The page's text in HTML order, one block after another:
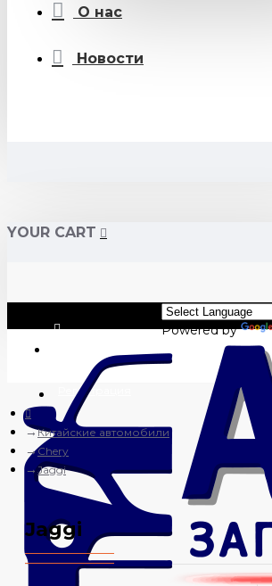
О нас
Новости
YOUR CART
Powered by
Регистрация
Китайские автомобили
Chery
Jaggi
Jaggi